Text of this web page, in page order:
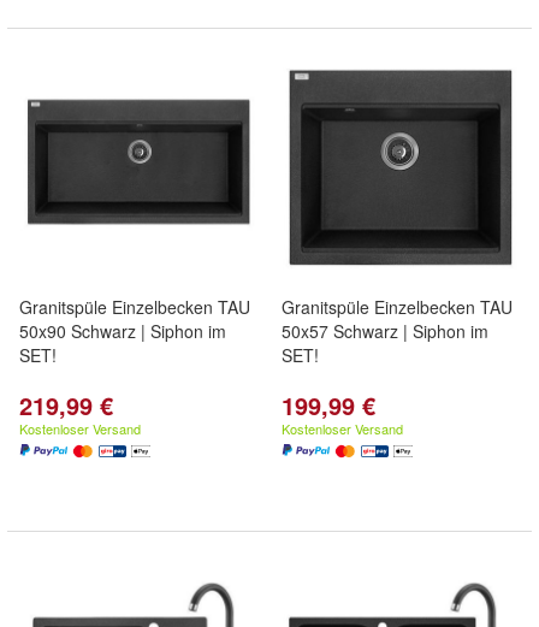
Granitspüle Einzelbecken TAU
50x90 Schwarz | Siphon im
SET!
219,99 €
Kostenloser Versand
Granitspüle Einzelbecken TAU
50x57 Schwarz | Siphon im
SET!
199,99 €
Kostenloser Versand